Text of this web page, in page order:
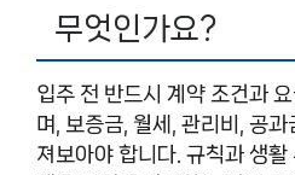
무엇인가요?
입주 전 반드시 계약 조건과
며, 보증금, 월세, 관리비, 공
져보아야 합니다. 규칙과 생